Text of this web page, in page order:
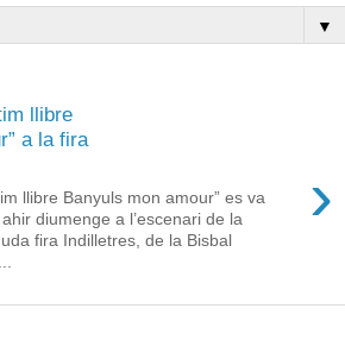
▼
llibre
a la fira
›
llibre Banyuls mon amour” es va
diumenge a l’escenari de la
fira Indilletres, de la Bisbal